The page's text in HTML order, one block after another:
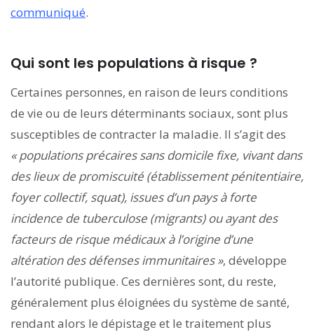
communiqué.
Qui sont les populations à risque ?
Certaines personnes, en raison de leurs conditions
de vie ou de leurs déterminants sociaux, sont plus
susceptibles de contracter la maladie. Il s’agit des
« populations précaires sans domicile fixe, vivant dans
des lieux de promiscuité (établissement pénitentiaire,
foyer collectif, squat), issues d’un pays à forte
incidence de tuberculose (migrants) ou ayant des
facteurs de risque médicaux à l’origine d’une
altération des défenses immunitaires », développe
l’autorité publique. Ces dernières sont, du reste,
généralement plus éloignées du système de santé,
rendant alors le dépistage et le traitement plus